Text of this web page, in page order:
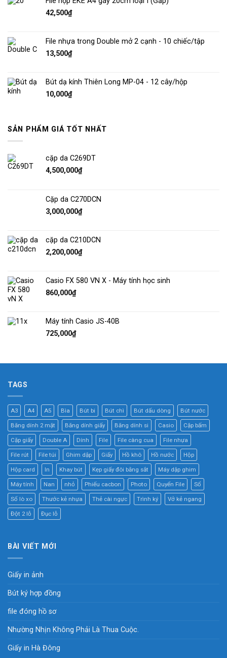
42,500₫
File nhựa trong Double mở 2 cạnh - 10 chiếc/tập
13,500₫
Bút dạ kính Thiên Long MP-04 - 12 cây/hộp
10,000₫
SẢN PHẨM GIÁ TỐT NHẤT
cặp da C269DT
4,500,000₫
Cặp da C270DCN
3,000,000₫
cặp da C210DCN
2,200,000₫
Casio FX 580 VN X - Máy tính học sinh
860,000₫
Máy tính Casio JS-40B
725,000₫
TAGS
A3 A4 A5 Bìa Bút bi Bút chì Bút dấu dòng Bút nước
Băng dính 2 mặt Băng dính giấy Băng dính si Casio Cặp bấm
Cặp giấy Double A Dính File File càng cua File nhựa
File rút File túi Ghim dập Giấy Hồ khô Hồ nước Hộp
Hộp card In Khay bút Kẹp giấy đôi bằng sắt Máy dập ghim
Máy tính Nan nhỏ Phiếu cacbon Photo Quyển File Sổ
Sổ lò xo Thước kẻ nhựa Thẻ cài ngực Trình ký Vở kẻ ngang
Đột 2 lỗ Đục lỗ
BÀI VIẾT MỚI
Giấy in ảnh
Bút ký hợp đồng
file đóng hồ sơ
Nhường Nhịn Không Phải Là Thua Cuộc.
Giấy in Hà Đông